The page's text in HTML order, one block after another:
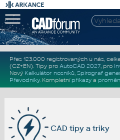
Přes 123.000 registrovaných u nás,
(CZ+EN). Tipy pro AutoCAD 2027, pro
Nový Kalkulátor nosníků, Spirograf
Převodníky. Kompletní příkazya
CAD tipy a triky